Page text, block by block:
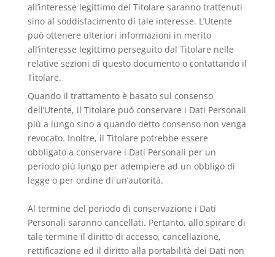
all’interesse legittimo del Titolare saranno trattenuti
sino al soddisfacimento di tale interesse. L’Utente
può ottenere ulteriori informazioni in merito
all’interesse legittimo perseguito dal Titolare nelle
relative sezioni di questo documento o contattando il
Titolare.
Quando il trattamento è basato sul consenso
dell’Utente, il Titolare può conservare i Dati Personali
più a lungo sino a quando detto consenso non venga
revocato. Inoltre, il Titolare potrebbe essere
obbligato a conservare i Dati Personali per un
periodo più lungo per adempiere ad un obbligo di
legge o per ordine di un’autorità.
Al termine del periodo di conservazione i Dati
Personali saranno cancellati. Pertanto, allo spirare di
tale termine il diritto di accesso, cancellazione,
rettificazione ed il diritto alla portabilità dei Dati non